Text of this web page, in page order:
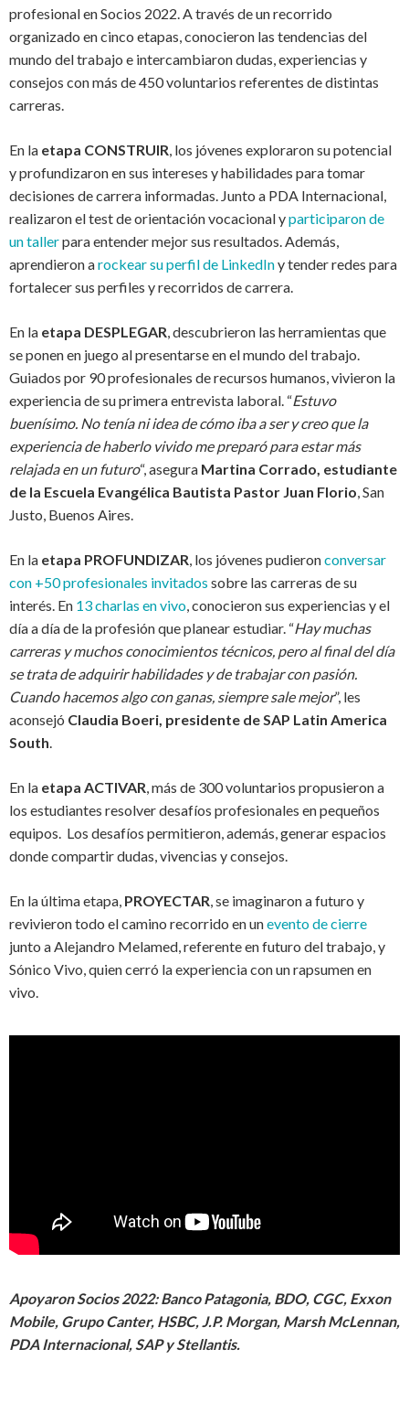
profesional en Socios 2022. A través de un recorrido
organizado en cinco etapas, conocieron las tendencias del
mundo del trabajo e intercambiaron dudas, experiencias y
consejos con más de 450 voluntarios referentes de distintas
carreras.
En la etapa CONSTRUIR, los jóvenes exploraron su potencial
y profundizaron en sus intereses y habilidades para tomar
decisiones de carrera informadas. Junto a PDA Internacional,
realizaron el test de orientación vocacional yparticiparon de
un tallerpara entender mejor sus resultados. Además,
aprendieron arockear su perfil de LinkedIny tender redes para
fortalecer sus perfiles y recorridos de carrera.
En la etapa DESPLEGAR, descubrieron las herramientas que
se ponen en juego al presentarse en el mundo del trabajo.
Guiados por 90 profesionales de recursos humanos, vivieron la
experiencia de su primera entrevista laboral. “Estuvo
buenísimo. No tenía ni idea de cómo iba a ser y creo que la
experiencia de haberlo vivido me preparó para estar más
relajada en un futuro“, asegura Martina Corrado, estudiante
de la Escuela Evangélica Bautista Pastor Juan Florio, San
Justo, Buenos Aires.
En la etapa PROFUNDIZAR, los jóvenes pudieronconversar
con +50 profesionales invitados sobre las carreras de su
interés. En 13 charlas en vivo, conocieron sus experiencias y el
día a día de la profesión que planear estudiar. “Hay muchas
carreras y muchos conocimientos técnicos, pero al final del día
se trata de adquirir habilidades y de trabajar con pasión.
Cuando hacemos algo con ganas, siempre sale mejor”, les
aconsejó Claudia Boeri, presidente de SAP Latin America
South.
En la etapa ACTIVAR, más de 300 voluntarios propusieron a
los estudiantes resolver desafíos profesionales en pequeños
equipos. Los desafíos permitieron, además, generar espacios
donde compartir dudas, vivencias y consejos.
En la última etapa, PROYECTAR, se imaginaron a futuro y
revivieron todo el camino recorrido en unevento de cierre
junto a Alejandro Melamed, referente en futuro del trabajo, y
Sónico Vivo, quien cerró la experiencia con un rapsumen en
vivo.
Apoyaron Socios 2022: Banco Patagonia, BDO, CGC, Exxon
Mobile, Grupo Canter, HSBC, J.P. Morgan, Marsh McLennan,
PDA Internacional, SAP y Stellantis.